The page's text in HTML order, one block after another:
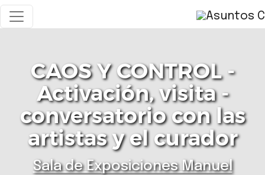
CAOS Y CONTROL -
Activación, visita -
conversatorio con las
artistas y el curador
Sala de Exposiciones Manuel